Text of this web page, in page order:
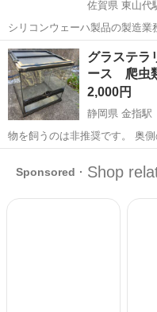
佐賀県 東山代
シリコンウェーハ製品の製造業
やカップルとの応募OK◎年間
実♪業務はクリーンルームで快
300円～の格安食堂あり！《佐...
佐賀 伊万里市 東山代
グラステラ
ース 爬虫
2,000円
静岡県 金指駅
物を飼うのは非推奨です。 奥側